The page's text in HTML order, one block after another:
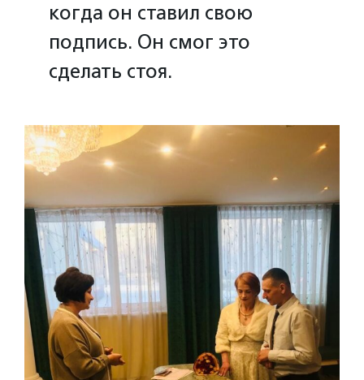
когда он ставил свою
подпись. Он смог это
сделать стоя.